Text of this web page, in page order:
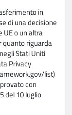
in
di una decisione
UE o un'altra
quanto riguarda
Stati Uniti
Privacy
list)
con
del 10 luglio